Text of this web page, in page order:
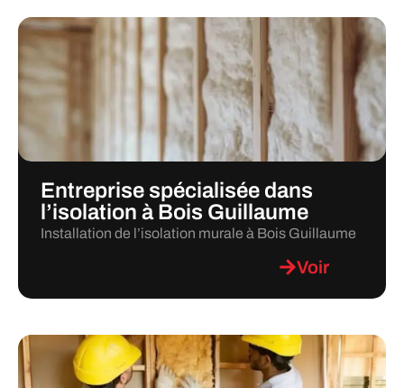
Entreprise spécialisée dans
l’isolation à Bois Guillaume
Installation de l’isolation murale à Bois Guillaume
Voir